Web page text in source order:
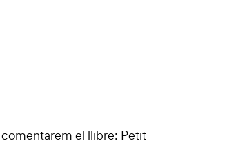
el llibre: Petit